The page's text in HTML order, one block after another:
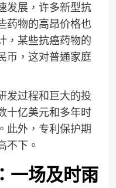
发展，许多新型抗
药物的高昂价格也
，某些抗癌药物的
币，这对普通家庭
发过程和巨大的投
十亿美元和多年时
此外，专利保护期
不下。
一场及时雨